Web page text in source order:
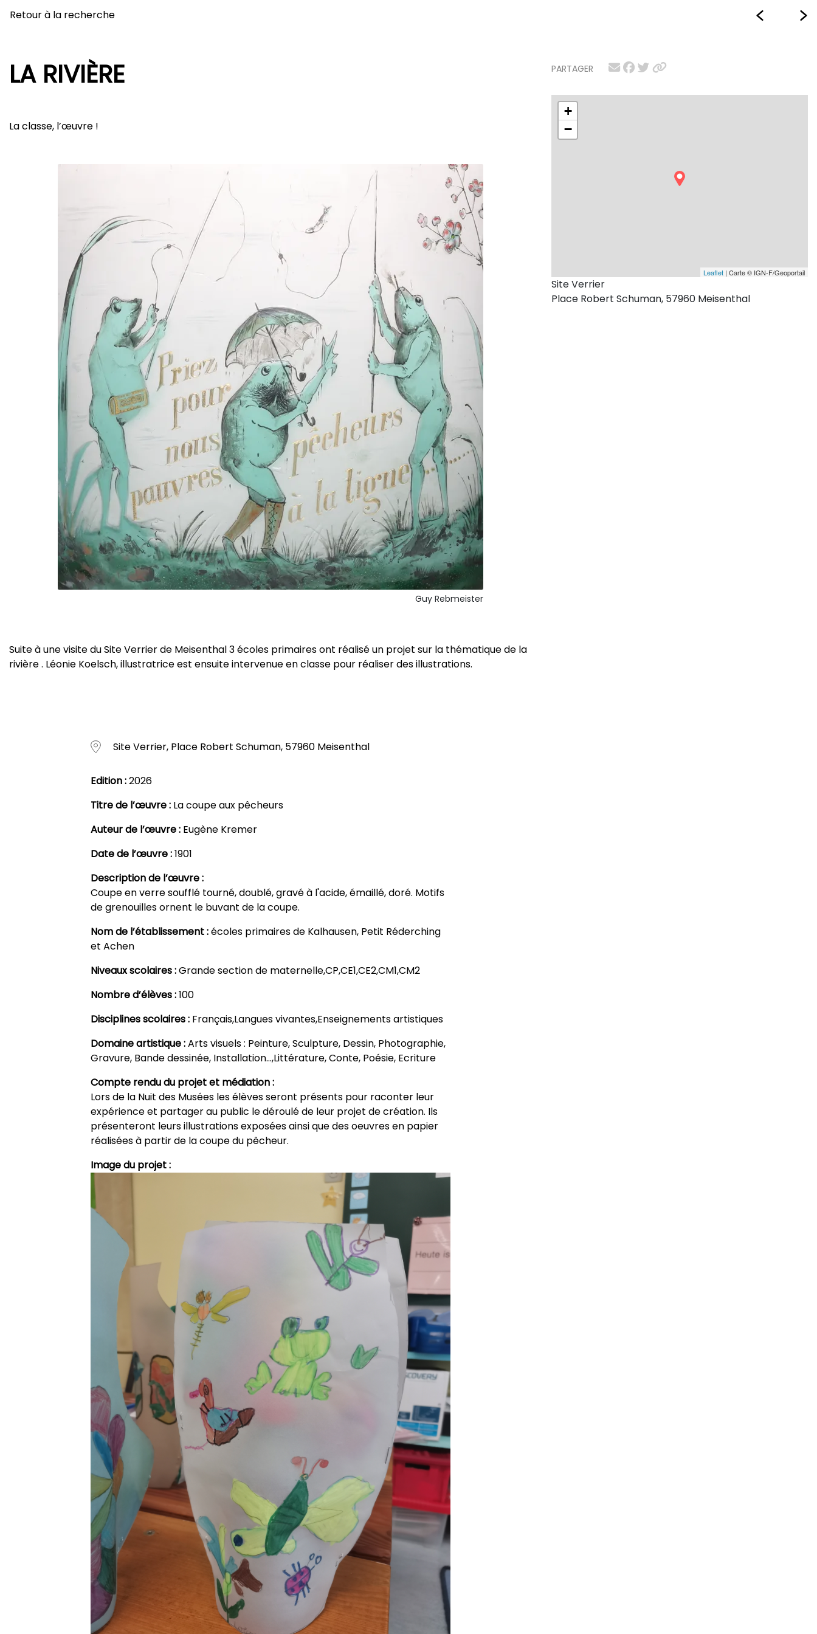
Retour à la recherche
PARTAGER
+
−
Leaflet | Carte © IGN-F/Geoportail
Site Verrier
Place Robert Schuman, 57960 Meisenthal
LA RIVIÈRE
La classe, l’œuvre !
Guy Rebmeister
Suite à une visite du Site Verrier de Meisenthal 3 écoles primaires ont réalisé un projet sur la thématique de la
rivière . Léonie Koelsch, illustratrice est ensuite intervenue en classe pour réaliser des illustrations.
Site Verrier, Place Robert Schuman, 57960 Meisenthal
Edition :2026
Titre de l’œuvre : La coupe aux pêcheurs
Auteur de l’œuvre : Eugène Kremer
Date de l’œuvre :1901
Description de l’œuvre :
Coupe en verre soufflé tourné, doublé, gravé à l'acide, émaillé, doré. Motifs
de grenouilles ornent le buvant de la coupe.
Nom de l’établissement :écoles primaires de Kalhausen, Petit Réderching
et Achen
Niveaux scolaires :Grande section de maternelle,CP,CE1,CE2,CM1,CM2
Nombre d’élèves :100
Disciplines scolaires : Français,Langues vivantes,Enseignements artistiques
Domaine artistique :Arts visuels : Peinture, Sculpture, Dessin, Photographie,
Gravure, Bande dessinée, Installation…,Littérature, Conte, Poésie, Ecriture
Compte rendu du projet et médiation :
Lors de la Nuit des Musées les élèves seront présents pour raconter leur
expérience et partager au public le déroulé de leur projet de création. Ils
présenteront leurs illustrations exposées ainsi que des oeuvres en papier
réalisées à partir de la coupe du pêcheur.
Image du projet :